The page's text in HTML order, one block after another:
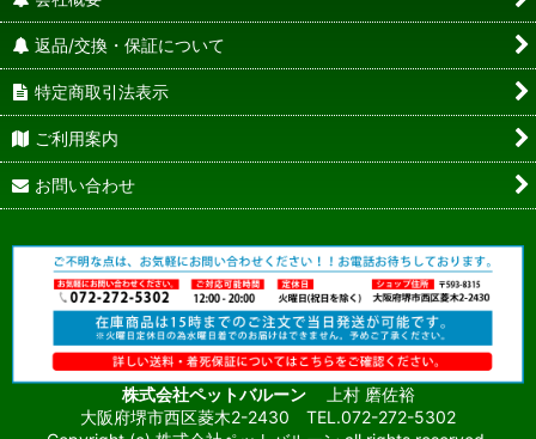
返品/交換・保証について
特定商取引法表示
ご利用案内
お問い合わせ
株式会社ペットバルーン
上村 磨佐裕
大阪府堺市西区菱木2-2430 TEL.072-272-5302